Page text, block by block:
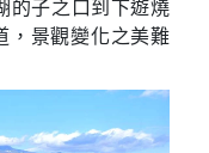
的子之口到下遊燒
，景觀變化之美難